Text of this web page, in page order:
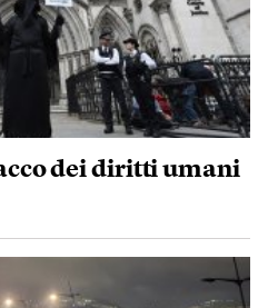
dei diritti umani